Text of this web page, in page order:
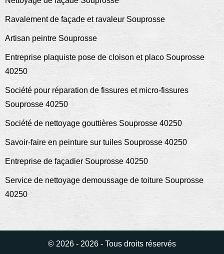
Ravalement de façade et ravaleur Souprosse
Artisan peintre Souprosse
Entreprise plaquiste pose de cloison et placo Souprosse
40250
Société pour réparation de fissures et micro-fissures
Souprosse 40250
Société de nettoyage gouttières Souprosse 40250
Savoir-faire en peinture sur tuiles Souprosse 40250
Entreprise de façadier Souprosse 40250
Service de nettoyage demoussage de toiture Souprosse
40250
© 2026 - 2026 - Tous droits réservés